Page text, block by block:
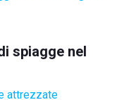
spiagge nel
attrezzate